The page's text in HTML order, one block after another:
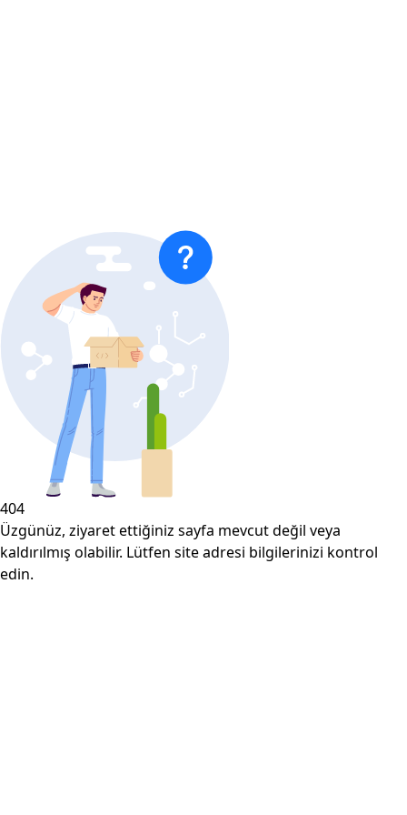
404
Üzgünüz, ziyaret ettiğiniz sayfa mevcut değil veya
kaldırılmış olabilir. Lütfen site adresi bilgilerinizi kontrol
edin.